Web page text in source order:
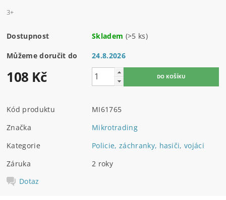
3+
Dostupnost Skladem (>5 ks)
Můžeme doručit do 24.8.2026
108 Kč
Kód produktu
MI61765
Značka
Mikrotrading
Kategorie
Policie, záchranky, hasiči, vojáci
Záruka
2 roky
Dotaz